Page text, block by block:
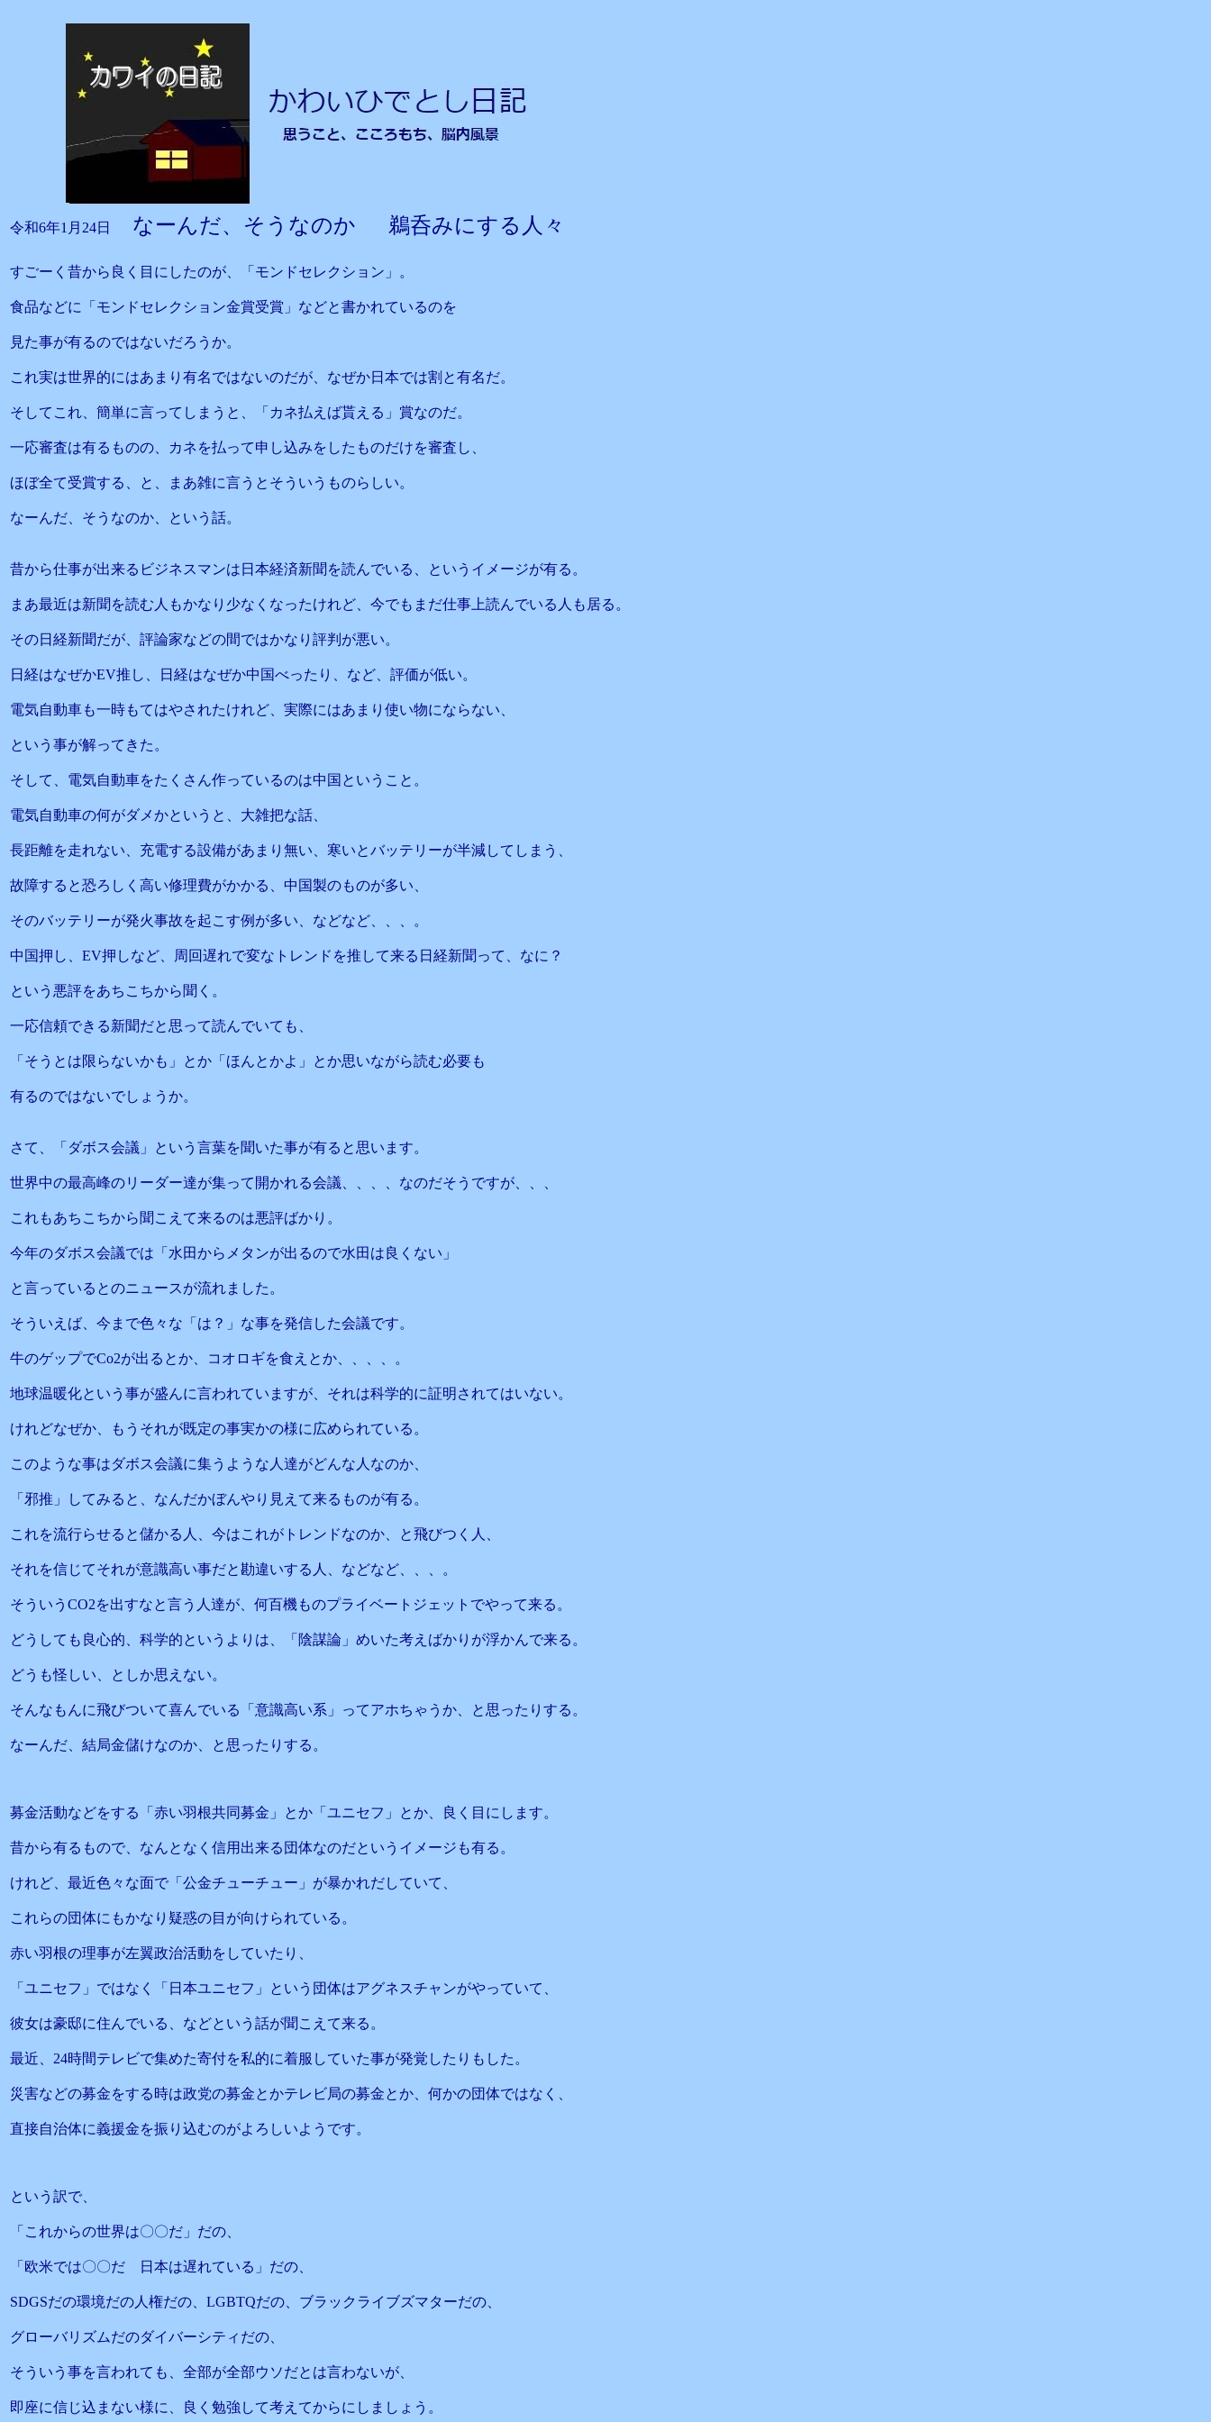
令和6年1月24日 なーんだ、そうなのか 鵜呑みにする人々
すごーく昔から良く目にしたのが、「モンドセレクション」。
食品などに「モンドセレクション金賞受賞」などと書かれているのを
見た事が有るのではないだろうか。
これ実は世界的にはあまり有名ではないのだが、なぜか日本では割と有名だ。
そしてこれ、簡単に言ってしまうと、「カネ払えば貰える」賞なのだ。
一応審査は有るものの、カネを払って申し込みをしたものだけを審査し、
ほぼ全て受賞する、と、まあ雑に言うとそういうものらしい。
なーんだ、そうなのか、という話。
昔から仕事が出来るビジネスマンは日本経済新聞を読んでいる、というイメージが有る。
まあ最近は新聞を読む人もかなり少なくなったけれど、今でもまだ仕事上読んでいる人も居る。
その日経新聞だが、評論家などの間ではかなり評判が悪い。
日経はなぜかEV推し、日経はなぜか中国べったり、など、評価が低い。
電気自動車も一時もてはやされたけれど、実際にはあまり使い物にならない、
という事が解ってきた。
そして、電気自動車をたくさん作っているのは中国ということ。
電気自動車の何がダメかというと、大雑把な話、
長距離を走れない、充電する設備があまり無い、寒いとバッテリーが半減してしまう、
故障すると恐ろしく高い修理費がかかる、中国製のものが多い、
そのバッテリーが発火事故を起こす例が多い、などなど、、、。
中国押し、EV押しなど、周回遅れで変なトレンドを推して来る日経新聞って、なに？
という悪評をあちこちから聞く。
一応信頼できる新聞だと思って読んでいても、
「そうとは限らないかも」とか「ほんとかよ」とか思いながら読む必要も
有るのではないでしょうか。
さて、「ダボス会議」という言葉を聞いた事が有ると思います。
世界中の最高峰のリーダー達が集って開かれる会議、、、、なのだそうですが、、、
これもあちこちから聞こえて来るのは悪評ばかり。
今年のダボス会議では「水田からメタンが出るので水田は良くない」
と言っているとのニュースが流れました。
そういえば、今まで色々な「は？」な事を発信した会議です。
牛のゲップでCo2が出るとか、コオロギを食えとか、、、、。
地球温暖化という事が盛んに言われていますが、それは科学的に証明されてはいない。
けれどなぜか、もうそれが既定の事実かの様に広められている。
このような事はダボス会議に集うような人達がどんな人なのか、
「邪推」してみると、なんだかぼんやり見えて来るものが有る。
これを流行らせると儲かる人、今はこれがトレンドなのか、と飛びつく人、
それを信じてそれが意識高い事だと勘違いする人、などなど、、、。
そういうCO2を出すなと言う人達が、何百機ものプライベートジェットでやって来る。
どうしても良心的、科学的というよりは、「陰謀論」めいた考えばかりが浮かんで来る。
どうも怪しい、としか思えない。
そんなもんに飛びついて喜んでいる「意識高い系」ってアホちゃうか、と思ったりする。
なーんだ、結局金儲けなのか、と思ったりする。
募金活動などをする「赤い羽根共同募金」とか「ユニセフ」とか、良く目にします。
昔から有るもので、なんとなく信用出来る団体なのだというイメージも有る。
けれど、最近色々な面で「公金チューチュー」が暴かれだしていて、
これらの団体にもかなり疑惑の目が向けられている。
赤い羽根の理事が左翼政治活動をしていたり、
「ユニセフ」ではなく「日本ユニセフ」という団体はアグネスチャンがやっていて、
彼女は豪邸に住んでいる、などという話が聞こえて来る。
最近、24時間テレビで集めた寄付を私的に着服していた事が発覚したりもした。
災害などの募金をする時は政党の募金とかテレビ局の募金とか、何かの団体ではなく、
直接自治体に義援金を振り込むのがよろしいようです。
という訳で、
「これからの世界は〇〇だ」だの、
「欧米では〇〇だ 日本は遅れている」だの、
SDGSだの環境だの人権だの、LGBTQだの、ブラックライブズマターだの、
グローバリズムだのダイバーシティだの、
そういう事を言われても、全部が全部ウソだとは言わないが、
即座に信じ込まない様に、良く勉強して考えてからにしましょう。